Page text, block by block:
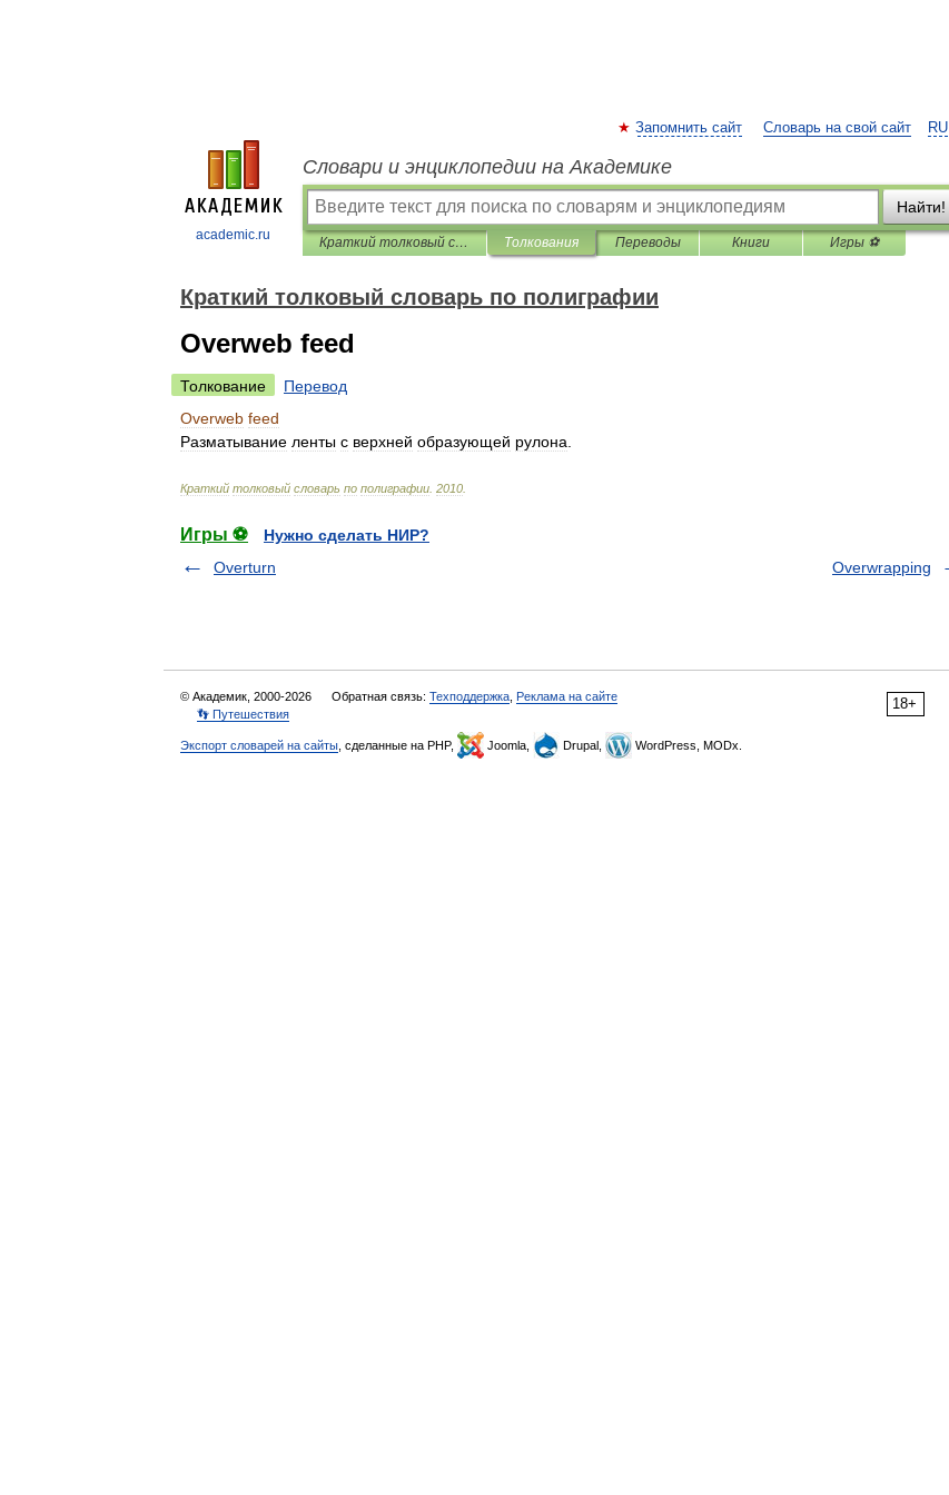
academic.ru
RU
Запомнить сайт Словарь на свой сайт
Словари и энциклопедии на Академике
Найти!
Краткий толковый словарь по полиграфии Толкования Переводы Книги Игры ⚽
Краткий толковый словарь по полиграфии
Overweb feed
Толкование
Перевод
Overweb feed
Разматывание ленты с верхней образующей рулона
Краткий толковый словарь по полиграфии 2010
Игры ⚽
Нужно сделать НИР?
Overturn
Overwrapping
18+
© Академик, 2000-2026 Обратная связь: Техподдержка Реклама на сайте
👣 Путешествия
Экспорт словарей на сайты , сделанные на PHP, Joomla, Drupal, WordPress, MODx.